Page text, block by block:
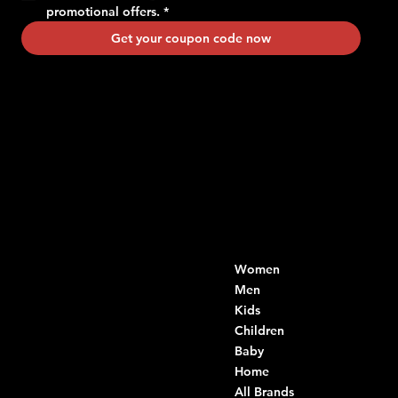
Women
Men
Kids
Children
Baby
Home
All Brands
promotional offers. *
Get your coupon code now